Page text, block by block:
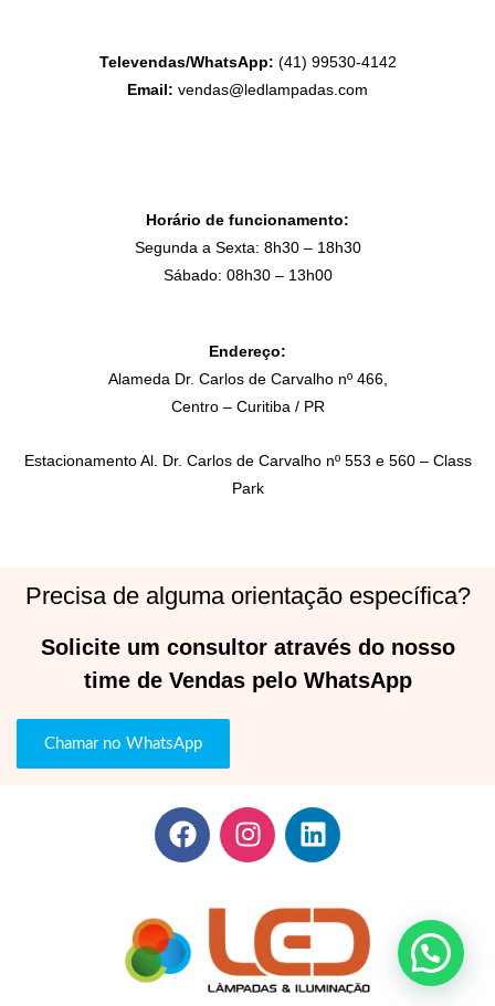
Televendas/WhatsApp: (41) 99530-4142
Email: vendas@ledlampadas.com
Horário de funcionamento:
Segunda a Sexta: 8h30 – 18h30
Sábado: 08h30 – 13h00
Endereço:
Alameda Dr. Carlos de Carvalho nº 466,
Centro – Curitiba / PR
Estacionamento Al. Dr. Carlos de Carvalho nº 553 e 560 – Class
Park
Precisa de alguma orientação específica?
Solicite um consultor através do nosso
time de Vendas pelo WhatsApp
Chamar no WhatsApp